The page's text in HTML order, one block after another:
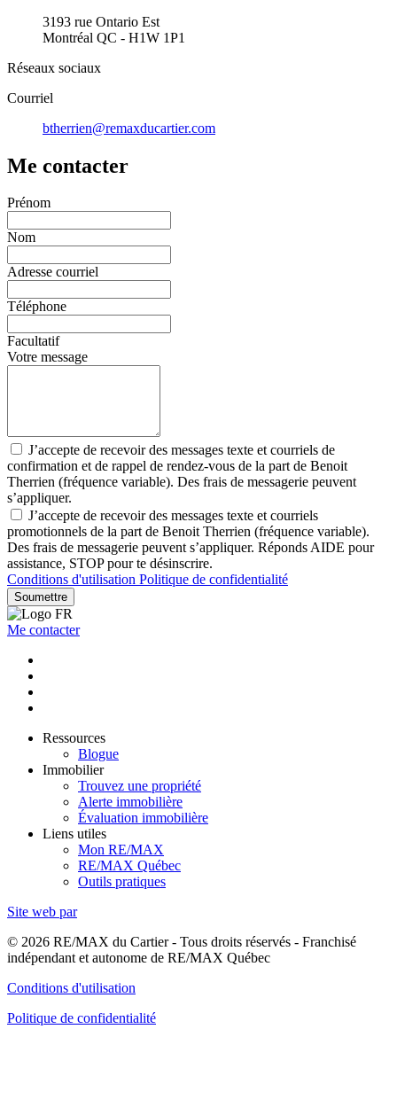
3193 rue Ontario Est
Montréal QC - H1W 1P1
Réseaux sociaux
Courriel
btherrien@remaxducartier.com
Me contacter
Prénom
Nom
Adresse courriel
Téléphone
Facultatif
Votre message
J’accepte de recevoir des messages texte et courriels de
confirmation et de rappel de rendez-vous de la part de Benoit
Therrien (fréquence variable). Des frais de messagerie peuvent
s’appliquer.
J’accepte de recevoir des messages texte et courriels
promotionnels de la part de Benoit Therrien (fréquence variable).
Des frais de messagerie peuvent s’appliquer. Réponds AIDE pour
assistance, STOP pour te désinscrire.
Conditions d'utilisation Politique de confidentialité
Soumettre
Me contacter
Ressources
Blogue
Immobilier
Trouvez une propriété
Alerte immobilière
Évaluation immobilière
Liens utiles
Mon RE/MAX
RE/MAX Québec
Outils pratiques
Site web par
© 2026 RE/MAX du Cartier - Tous droits réservés - Franchisé
indépendant et autonome de RE/MAX Québec
Conditions d'utilisation
Politique de confidentialité